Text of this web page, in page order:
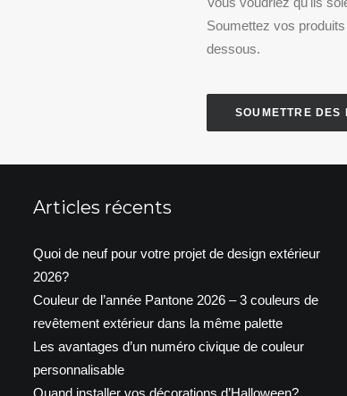
Soumettez vos
dessous.
SOUMETTRE DES
Articles récents
Quoi de neuf pour votre projet de design extérieur
2026?
Couleur de l’année Pantone 2026 – 3 couleurs de
revêtement extérieur dans la même palette
Les avantages d’un numéro civique de couleur
personnalisable
Quand installer vos décorations d’Halloween?